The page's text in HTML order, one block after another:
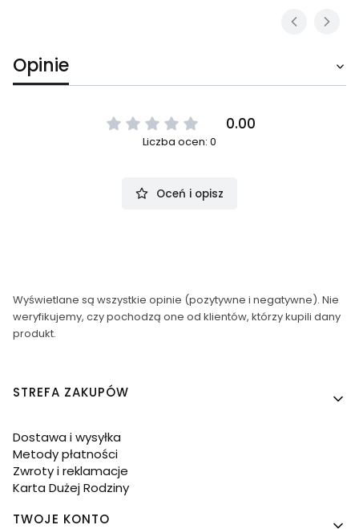
Opinie
0.00
Liczba ocen: 0
Oceń i opisz
Wyświetlane są wszystkie opinie (pozytywne i negatywne). Nie
weryfikujemy, czy pochodzą one od klientów, którzy kupili dany
produkt.
Linki w stopce
STREFA ZAKUPÓW
Dostawa i wysyłka
Metody płatności
Zwroty i reklamacje
Karta Dużej Rodziny
TWOJE KONTO